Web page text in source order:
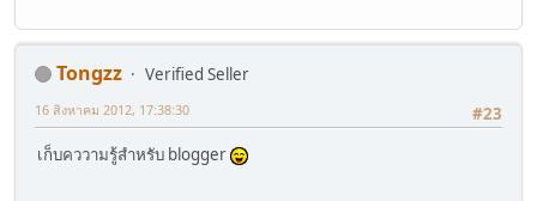
Tongzz
Verified Seller
#23
16 สิงหาคม 2012, 17:38:30
เก็บคววามรู้สำหรับ blogger